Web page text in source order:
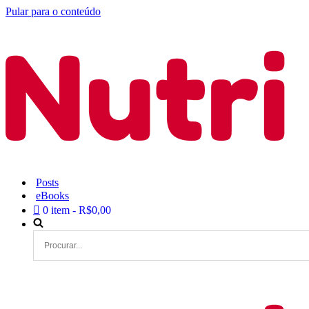
Pular para o conteúdo
Posts
eBooks
0 item
R$0,00